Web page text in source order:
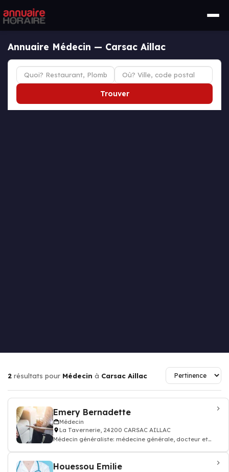
Annuaire Médecin — Carsac Aillac
Trouver
2 résultats pour Médecin à Carsac Aillac
Emery Bernadette
Médecin
La Tavernerie, 24200 CARSAC AILLAC
Médecin généraliste: médecine générale, docteur et
Houessou Emilie